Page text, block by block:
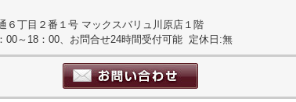
６丁目２番１号 マックスバリュ川原店１階
00～18：00、お問合せ24時間受付可能 定休日:無